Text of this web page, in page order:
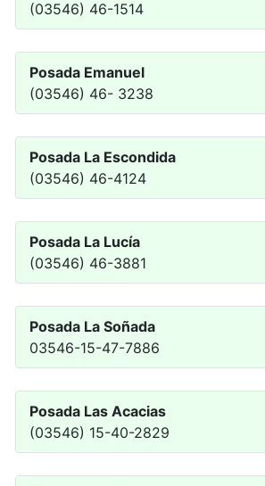
(03546) 46-1514
Posada Emanuel
(03546) 46- 3238
Posada La Escondida
(03546) 46-4124
Posada La Lucía
(03546) 46-3881
Posada La Soñada
03546-15-47-7886
Posada Las Acacias
(03546) 15-40-2829